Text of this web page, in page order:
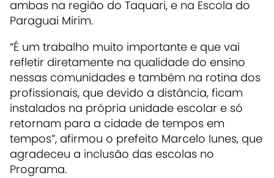
ambas na região do Taquari, e na Escola do
Paraguai Mirim.
“É um trabalho muito importante e que vai
refletir diretamente na qualidade do ensino
nessas comunidades e também na rotina dos
profissionais, que devido a distância, ficam
instalados na própria unidade escolar e só
retornam para a cidade de tempos em
tempos”, afirmou o prefeito Marcelo Iunes, que
agradeceu a inclusão das escolas no
Programa.